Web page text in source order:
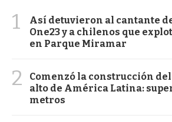
1
Así detuvieron al cantante
One23 y a chilenos que
en Parque Miramar
2
Comenzó la construcción
alto de América Latina:
metros